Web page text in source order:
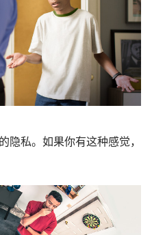
隐私。如果你有这种感觉，